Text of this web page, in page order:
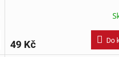
49 Kč Do